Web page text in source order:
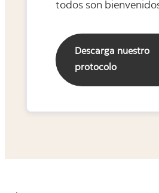
todos son
Descarga nuestro
protocolo